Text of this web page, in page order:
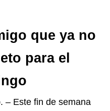
que ya no
para el
– Este fin de semana